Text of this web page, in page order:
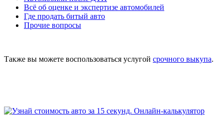
Всё об оценке и экспертизе автомобилей
Где продать битый авто
Прочие вопросы
Также вы можете воспользоваться услугой срочного выкупа.